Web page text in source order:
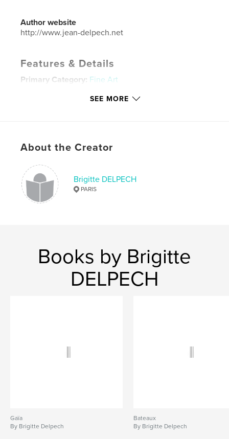
Author website
http://www.jean-delpech.net
Features & Details
Primary Category: Fine Art
Additional Categories Sketchbooks
Publish Date:Nov 24, 2020
Keywords
vie à bord Peintre de la Marine
SEE MORE
About the Creator
Brigitte DELPECH
PARIS
Books by Brigitte
DELPECH
Gaïa
By Brigitte Delpech
Bateaux
By Brigitte Delpech